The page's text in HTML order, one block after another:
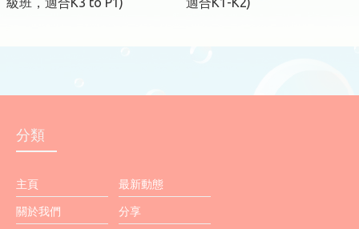
分類
主頁 最新動態
關於我們 分享